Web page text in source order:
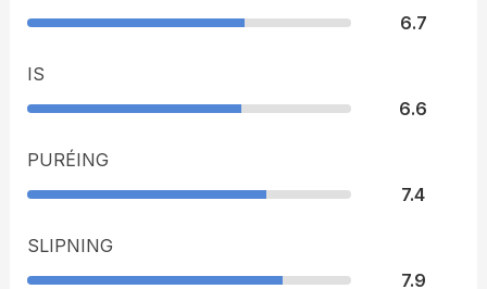
6.7
IS
6.6
PURÉING
7.4
SLIPNING
7.9